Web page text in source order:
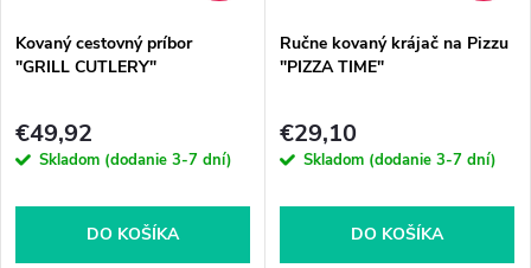
Kovaný cestovný príbor
"GRILL CUTLERY"
€49,92
Skladom (dodanie 3-7 dní)
DO KOŠÍKA
Ručne kovaný krájač na Pizzu
"PIZZA TIME"
€29,10
Skladom (dodanie 3-7 dní)
DO KOŠÍKA